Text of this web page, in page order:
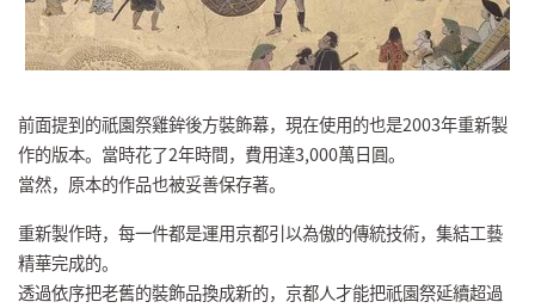
前面提到的祇園祭雞鉾後方裝飾幕，現在使用的也是2003年重新製
作的版本。當時花了2年時間，費用達3,000萬日圓。
當然，原本的作品也被妥善保存著。
重新製作時，每一件都是運用京都引以為傲的傳統技術，集結工藝
精華完成的。
透過依序把老舊的裝飾品換成新的，京都人才能把祇園祭延續超過